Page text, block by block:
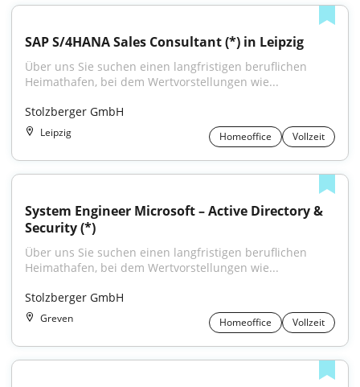
SAP S/4HANA Sales Consultant (*) in Leipzig
Über uns Sie suchen einen langfristigen beruflichen
Heimathafen, bei dem Wertvorstellungen wie...
Stolzberger GmbH
Leipzig Homeoffice Vollzeit
System Engineer Microsoft – Active Directory &
Security (*)
Über uns Sie suchen einen langfristigen beruflichen
Heimathafen, bei dem Wertvorstellungen wie...
Stolzberger GmbH
Greven Homeoffice Vollzeit